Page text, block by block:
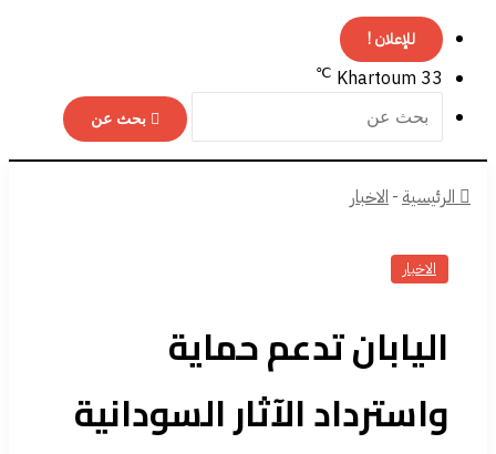
للإعلان !
Khartoum 33
℃
بحث عن
الرئيسية-الاخبار
الاخبار
اليابان تدعم حماية
واسترداد الآثار السودانية